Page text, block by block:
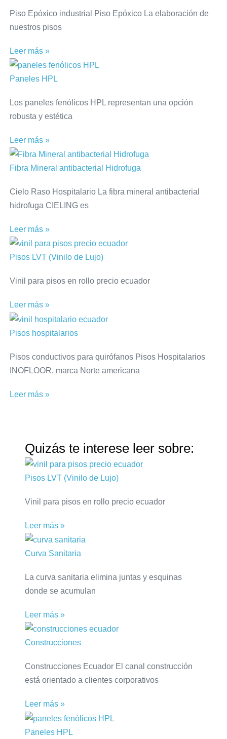
Piso Epóxico industrial Piso Epóxico La elaboración de
nuestros pisos
Leer más »
Paneles HPL
Los paneles fenólicos HPL representan una opción
robusta y estética
Leer más »
Fibra Mineral antibacterial Hidrofuga
Cielo Raso Hospitalario La fibra mineral antibacterial
hidrofuga CIELING es
Leer más »
Pisos LVT (Vinilo de Lujo)
Vinil para pisos en rollo precio ecuador
Leer más »
Pisos hospitalarios
Pisos conductivos para quirófanos Pisos Hospitalarios
INOFLOOR, marca Norte americana
Leer más »
Quizás te interese leer sobre:
Pisos LVT (Vinilo de Lujo)
Vinil para pisos en rollo precio ecuador
Leer más »
Curva Sanitaria
La curva sanitaria elimina juntas y esquinas
donde se acumulan
Leer más »
Construcciones
Construcciones Ecuador El canal construcción
está orientado a clientes corporativos
Leer más »
Paneles HPL